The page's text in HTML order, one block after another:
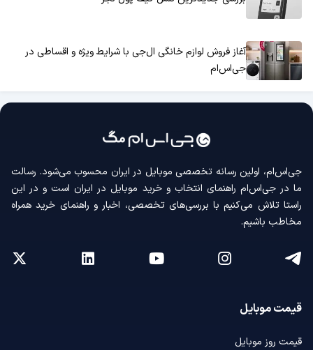
آغاز فروش لوازم خانگی ال‌جی با شرایط ویژه و اقساطی در
جی‌اس‌ام
جی‌اس‌ام، اولین رسانه‌ تخصصی موبایل در ایران محسوب می‌شود. رسالت
ما در جی‌اس‌ام راهنمای انتخاب و خرید موبایل در ایران است و در این
راستا تلاش می‌کنیم با بررسی‌های تخصصی، اخبار و راهنمای خرید همراه
مخاطب باشیم.
قیمت موبایل
قیمت روز موبایل